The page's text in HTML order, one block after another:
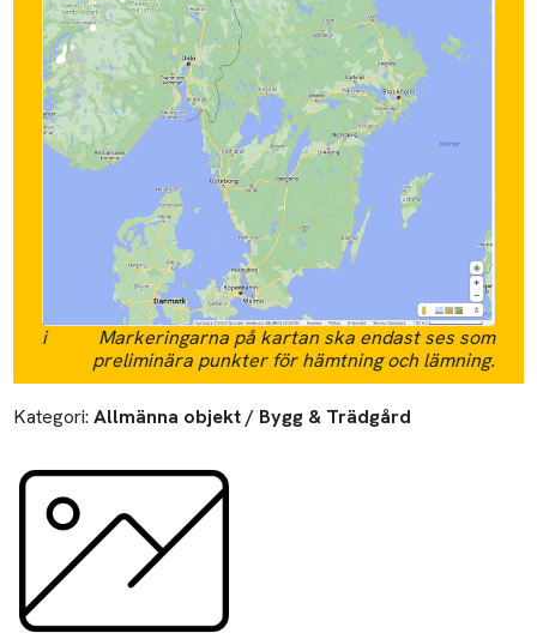
i
Markeringarna på kartan ska endast ses som
preliminära punkter för hämtning och lämning.
Kategori: Allmänna objekt / Bygg & Trädgård